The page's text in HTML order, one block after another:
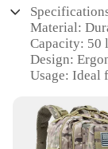
Material:
Capacity: 50
Design:
Usage: Ideal
Features: